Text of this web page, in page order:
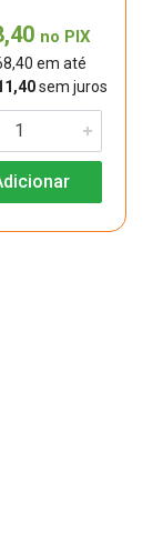
no PIX
em até
sem juros